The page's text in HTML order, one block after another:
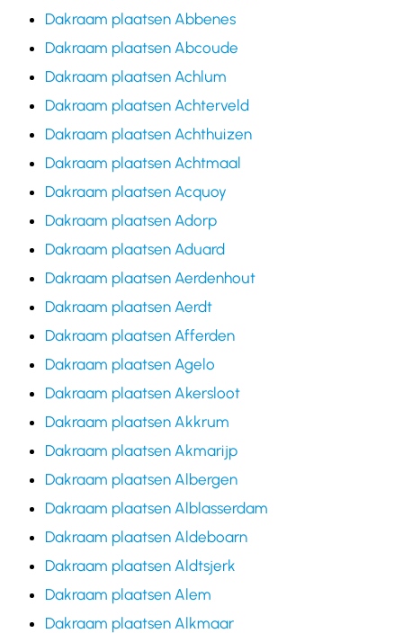
Dakraam plaatsen Abbenes
Dakraam plaatsen Abcoude
Dakraam plaatsen Achlum
Dakraam plaatsen Achterveld
Dakraam plaatsen Achthuizen
Dakraam plaatsen Achtmaal
Dakraam plaatsen Acquoy
Dakraam plaatsen Adorp
Dakraam plaatsen Aduard
Dakraam plaatsen Aerdenhout
Dakraam plaatsen Aerdt
Dakraam plaatsen Afferden
Dakraam plaatsen Agelo
Dakraam plaatsen Akersloot
Dakraam plaatsen Akkrum
Dakraam plaatsen Akmarijp
Dakraam plaatsen Albergen
Dakraam plaatsen Alblasserdam
Dakraam plaatsen Aldeboarn
Dakraam plaatsen Aldtsjerk
Dakraam plaatsen Alem
Dakraam plaatsen Alkmaar